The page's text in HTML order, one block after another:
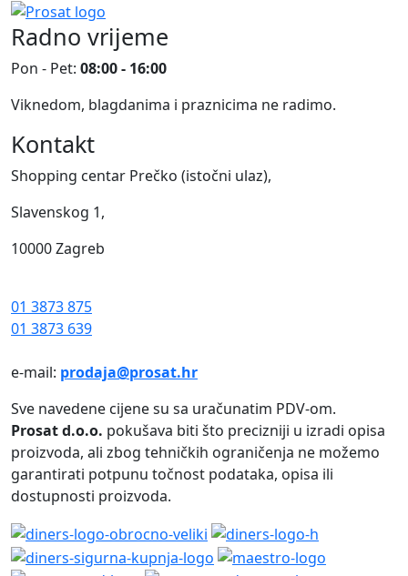
Radno vrijeme
Pon - Pet: 08:00 - 16:00
Viknedom, blagdanima i praznicima ne radimo.
Kontakt
Shopping centar Prečko (istočni ulaz),
Slavenskog 1,
10000 Zagreb
01 3873 875
01 3873 639
e-mail: prodaja@prosat.hr
Sve navedene cijene su sa uračunatim PDV-om.
Prosat d.o.o. pokušava biti što precizniji u izradi opisa
proizvoda, ali zbog tehničkih ograničenja ne možemo
garantirati potpunu točnost podataka, opisa ili
dostupnosti proizvoda.